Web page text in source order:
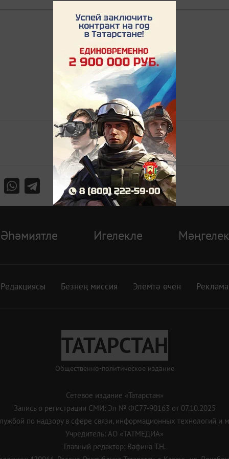
Әһәмиятле Игелекле Мәңгелек
Редакциясы Безнең миссия Элемтә өчен Реклама
ТАТАРСТАН
Общественно-политическое издание
Сетевое издание «Татарстан»
Запись о регистрации СМИ: Эл № ФС77-90163 от 07.10.2025
по надзору в сфере связи, информационных технологий и
Учредитель: АО «ТАТМЕДИА»
Главный редактор: Вафина Т.Н.